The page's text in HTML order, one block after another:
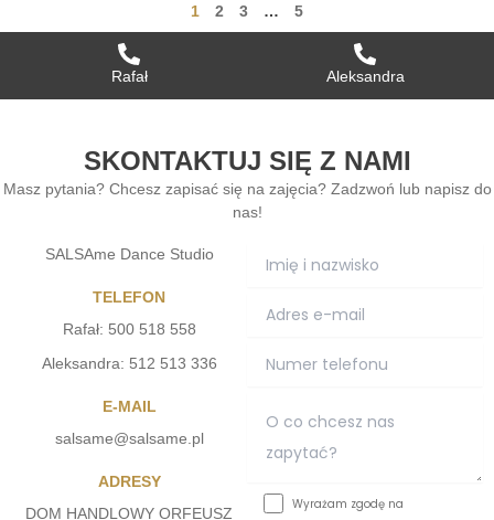
1 2 3 … 5
Rafał Aleksandra
SKONTAKTUJ SIĘ Z NAMI
Masz pytania? Chcesz zapisać się na zajęcia? Zadzwoń lub napisz do
nas!
SALSAme Dance Studio
TELEFON
Rafał: 500 518 558
Aleksandra: 512 513 336
E-MAIL
salsame@salsame.pl
ADRESY
DOM HANDLOWY ORFEUSZ
Wyrażam zgodę na